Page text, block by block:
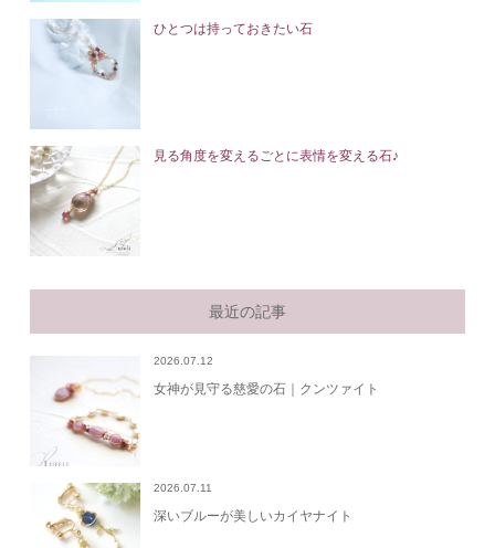
ひとつは持っておきたい石
見る角度を変えるごとに表情を変える石♪
最近の記事
2026.07.12
女神が見守る慈愛の石｜クンツァイト
2026.07.11
深いブルーが美しいカイヤナイト